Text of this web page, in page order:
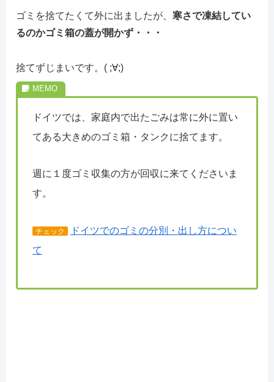
ゴミを捨てたくて外に出ましたが、 寒さで凍結してい
るのかゴミ箱の蓋が開かず・・・
捨てずじまいです。( ;∀;)
ドイツでは、家庭内で出たごみは常に外に置い
てある大きめのゴミ箱・タンクに捨てます。
週に１度ゴミ収集の方が回収に来てくださいま
す。
チェック
ドイツでのゴミの分別・出し方につい
て